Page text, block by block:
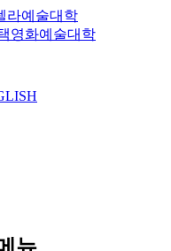
라예술대학
영화예술대학